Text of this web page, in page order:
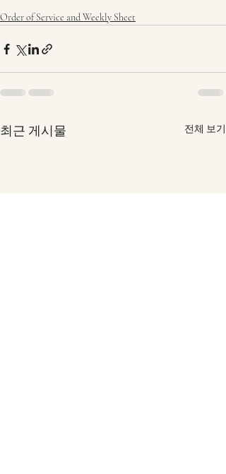
Order of Service and Weekly Sheet
최근 게시물 전체 보기